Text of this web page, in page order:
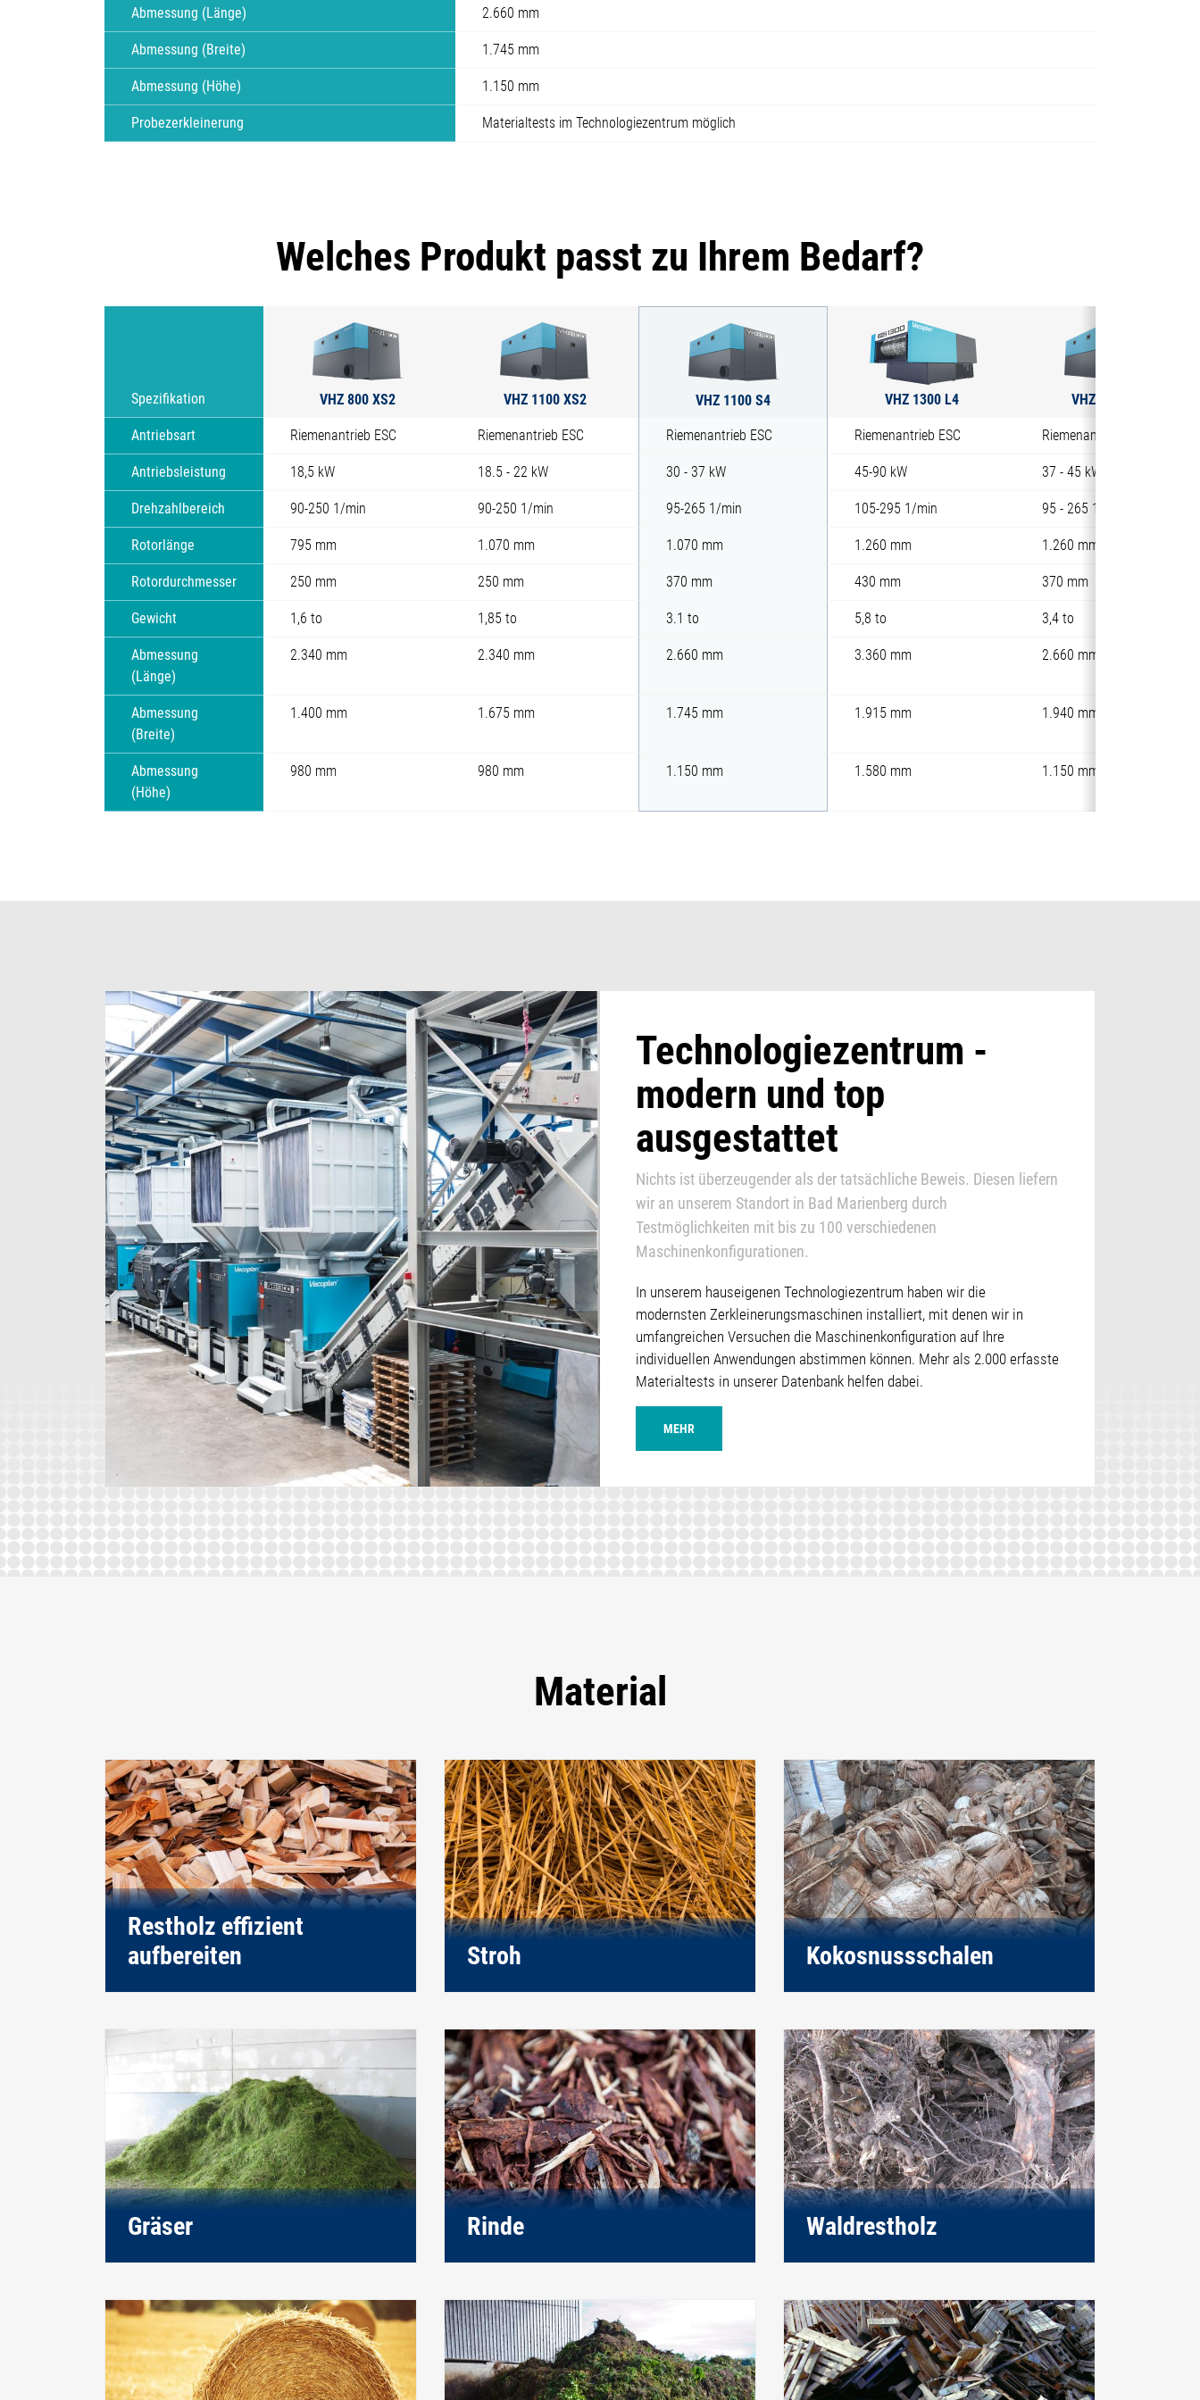
Abmessung (Länge) 2.660 mm
Abmessung (Breite) 1.745 mm
Abmessung (Höhe) 1.150 mm
Probezerkleinerung Materialtests im Technologiezentrum möglich
Welches Produkt passt zu Ihrem Bedarf?
Spezifikation VHZ 800 XS2 VHZ 1100 XS2 VHZ 1100 S4 VHZ 1300 L4 VHZ 1300 S4
Antriebsart Riemenantrieb ESC Riemenantrieb ESC Riemenantrieb ESC Riemenantrieb ESC Riemenantrieb ESC
Antriebsleistung 18,5 kW 18.5 - 22 kW 30 - 37 kW 45-90 kW 37 - 45 kW
Drehzahlbereich 90-250 1/min 90-250 1/min 95-265 1/min 105-295 1/min 95 - 265 1/min
Rotorlänge 795 mm 1.070 mm 1.070 mm 1.260 mm 1.260 mm
Rotordurchmesser 250 mm 250 mm 370 mm 430 mm 370 mm
Gewicht 1,6 to 1,85 to 3.1 to 5,8 to 3,4 to
Abmessung
(Länge)
2.340 mm 2.340 mm 2.660 mm 3.360 mm 2.660 mm
Abmessung
(Breite)
1.400 mm 1.675 mm 1.745 mm 1.915 mm 1.940 mm
Abmessung
(Höhe)
980 mm 980 mm 1.150 mm 1.580 mm 1.150 mm
Technologiezentrum -
modern und top
ausgestattet
Nichts ist überzeugender als der tatsächliche Beweis. Diesen liefern
wir an unserem Standort in Bad Marienberg durch
Testmöglichkeiten mit bis zu 100 verschiedenen
Maschinenkonfigurationen.
In unserem hauseigenen Technologiezentrum haben wir die
modernsten Zerkleinerungsmaschinen installiert, mit denen wir in
umfangreichen Versuchen die Maschinenkonfiguration auf Ihre
individuellen Anwendungen abstimmen können. Mehr als 2.000 erfasste
Materialtests in unserer Datenbank helfen dabei.
MEHR
Material
Restholz effizient
aufbereiten
Stroh Kokosnussschalen
Gräser Rinde Waldrestholz